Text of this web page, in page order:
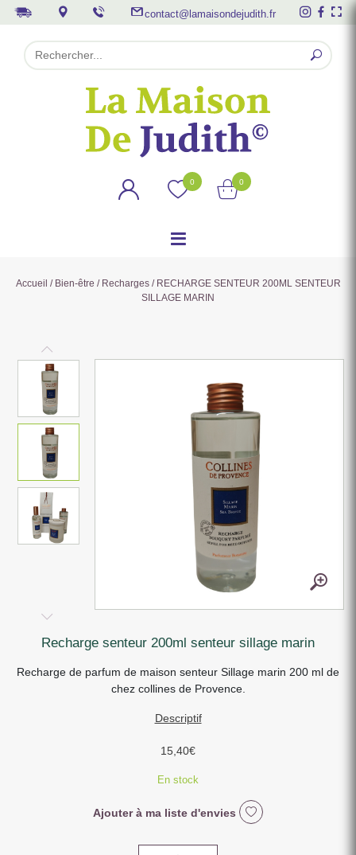
contact@lamaisondejudith.fr
0 0
Accueil / Bien-être / Recharges/ RECHARGE SENTEUR 200ML SENTEUR
SILLAGE MARIN
recharge senteur 200ml senteur sillage marin
Recharge de parfum de maison senteur Sillage marin 200 ml de
chez collines de Provence.
Descriptif
15,40€
En stock
Ajouter à ma liste d'envies